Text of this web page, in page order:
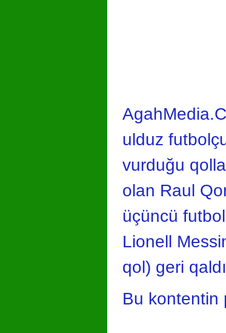
ulduz
vurduğu
olan Raul
üçüncü
Lionell
qol) geri
Bu kontentin